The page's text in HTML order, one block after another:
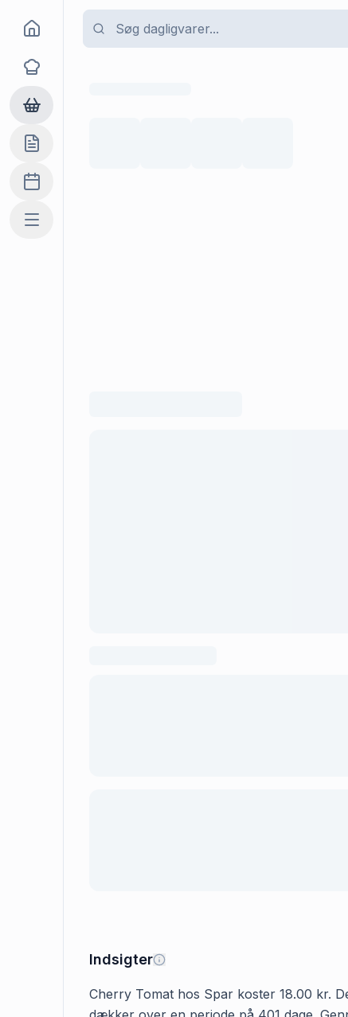
Goma
Opskrifter
Dagligvarer
Indkøbslisten
Madplan
Mere
Indsigter
Cherry Tomat hos Spar koster 18.00 kr.